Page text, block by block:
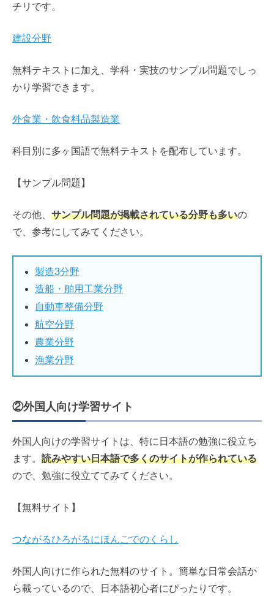
チリです。
建設分野
無料テキストに加え、学科・実技のサンプル問題でしっ
かり学習できます。
外食業・飲食料品製造業
科目別に多ヶ国語で無料テキストを配布しています。
【サンプル問題】
その他、 サンプル問題が掲載されている分野も多いの
で、参考にしてみてください。
製造3分野
造船・舶用工業分野
自動車整備分野
航空分野
農業分野
漁業分野
②外国人向け学習サイト
外国人向けの学習サイトは、特に日本語の勉強に役立ち
ます。 読みやすい日本語で多くのサイトが作られている
ので、勉強に役立ててみてください。
【無料サイト】
つながるひろがるにほんごでのくらし
外国人向けに作られた無料のサイト。簡単な日常会話か
ら載っているので、日本語初心者にぴったりです。